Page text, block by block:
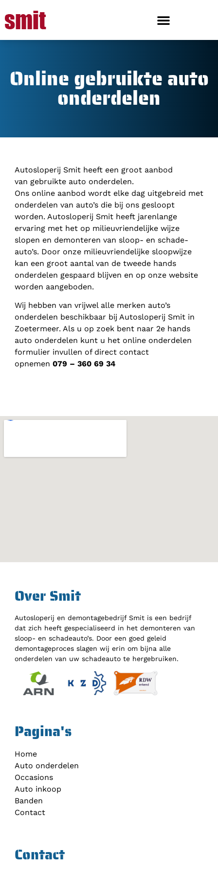
Online gebruikte auto
onderdelen
Autosloperij Smit heeft een groot aanbod
van gebruikte auto onderdelen.
Ons online aanbod wordt elke dag uitgebreid met
onderdelen van auto’s die bij ons gesloopt
worden. Autosloperij Smit heeft jarenlange
ervaring met het op milieuvriendelijke wijze
slopen en demonteren van sloop- en schade-
auto’s. Door onze milieuvriendelijke sloopwijze
kan een groot aantal van de tweede hands
onderdelen gespaard blijven en op onze website
worden aangeboden.
Wij hebben van vrijwel alle merken auto’s
onderdelen beschikbaar bij Autosloperij Smit in
Zoetermeer. Als u op zoek bent naar 2e hands
auto onderdelen kunt u het online onderdelen
formulier invullen of direct contact
opnemen 079 – 360 69 34
Over Smit
Autosloperij en demontagebedrijf Smit is een bedrijf
dat zich heeft gespecialiseerd in het demonteren van
sloop- en schadeauto’s. Door een goed geleid
demontageproces slagen wij erin om bijna alle
onderdelen van uw schadeauto te hergebruiken.
Pagina's
Home
Auto onderdelen
Occasions
Auto inkoop
Banden
Contact
Contact